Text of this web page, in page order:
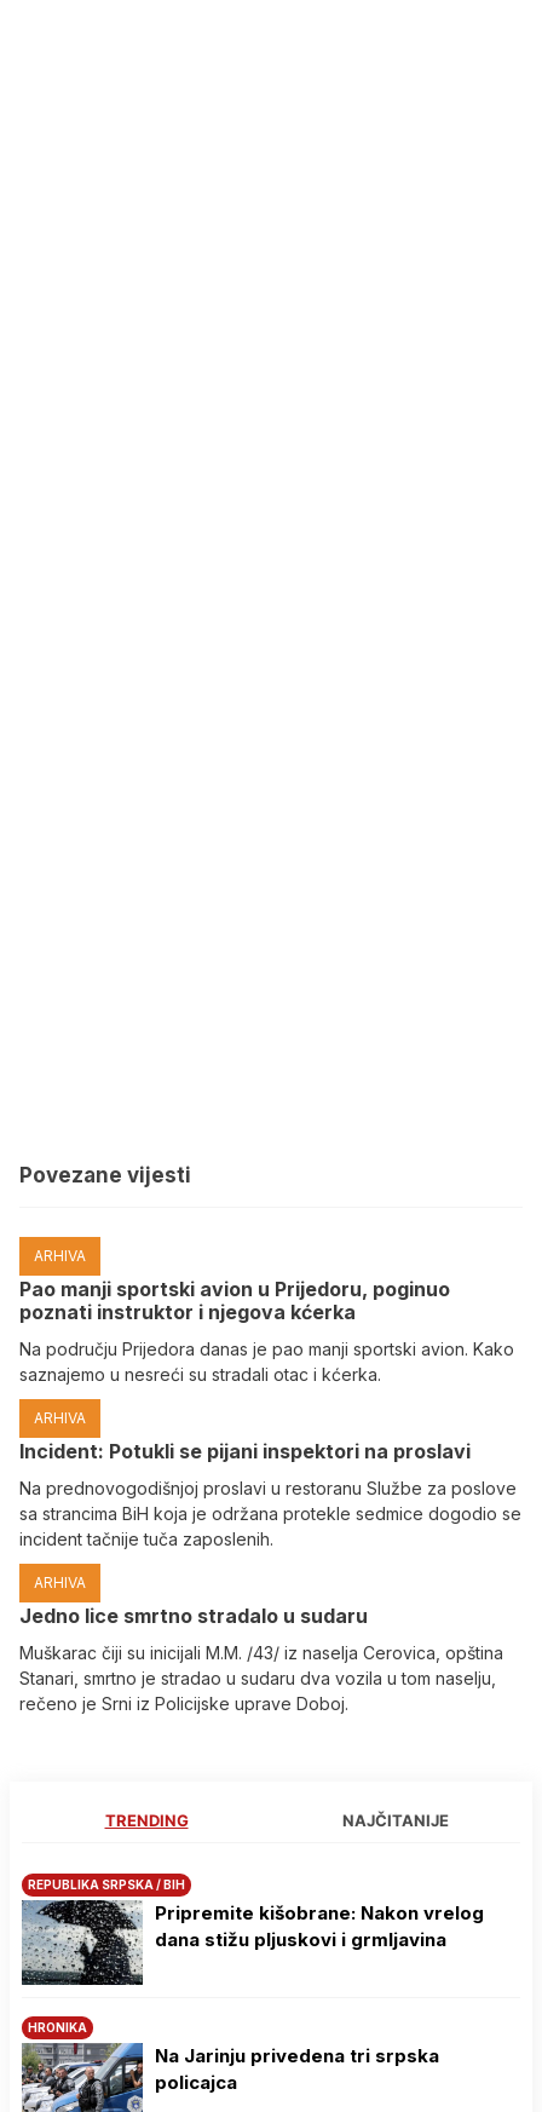
Povezane vijesti
ARHIVA
Pao manji sportski avion u Prijedoru, poginuo
poznati instruktor i njegova kćerka
Na području Prijedora danas je pao manji sportski avion. Kako
saznajemo u nesreći su stradali otac i kćerka.
ARHIVA
Incident: Potukli se pijani inspektori na proslavi
Na prednovogodišnjoj proslavi u restoranu Službe za poslove
sa strancima BiH koja je održana protekle sedmice dogodio se
incident tačnije tuča zaposlenih.
ARHIVA
Јedno lice smrtno stradalo u sudaru
Muškarac čiji su inicijali M.M. /43/ iz naselja Cerovica, opština
Stanari, smrtno je stradao u sudaru dva vozila u tom naselju,
rečeno je Srni iz Policijske uprave Doboj.
TRENDING NAJČITANIJE
REPUBLIKA SRPSKA / BIH
Pripremite kišobrane: Nakon vrelog
dana stižu pljuskovi i grmljavina
HRONIKA
Na Јarinju privedena tri srpska
policajca